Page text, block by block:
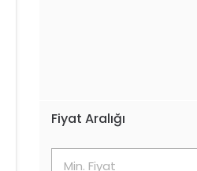
Fiyat Aralığı